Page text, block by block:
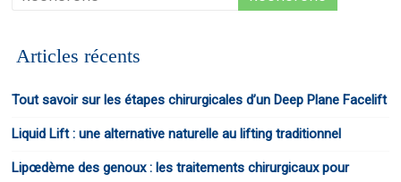
Articles récents
Tout savoir sur les étapes chirurgicales d’un Deep Plane Facelift
Liquid Lift : une alternative naturelle au lifting traditionnel
Lipœdème des genoux : les traitements chirurgicaux pour